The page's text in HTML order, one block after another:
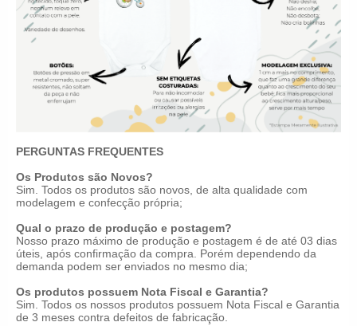
PERGUNTAS FREQUENTES
Os Produtos são Novos?
Sim. Todos os produtos são novos, de alta qualidade com
modelagem e confecção própria;
Qual o prazo de produção e postagem?
Nosso prazo máximo de produção e postagem é de até 03 dias
úteis, após confirmação da compra. Porém dependendo da
demanda podem ser enviados no mesmo dia;
Os produtos possuem Nota Fiscal e Garantia?
Sim. Todos os nossos produtos possuem Nota Fiscal e Garantia
de 3 meses contra defeitos de fabricação.